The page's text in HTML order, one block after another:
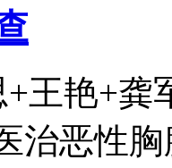
王艳+龚
治恶性